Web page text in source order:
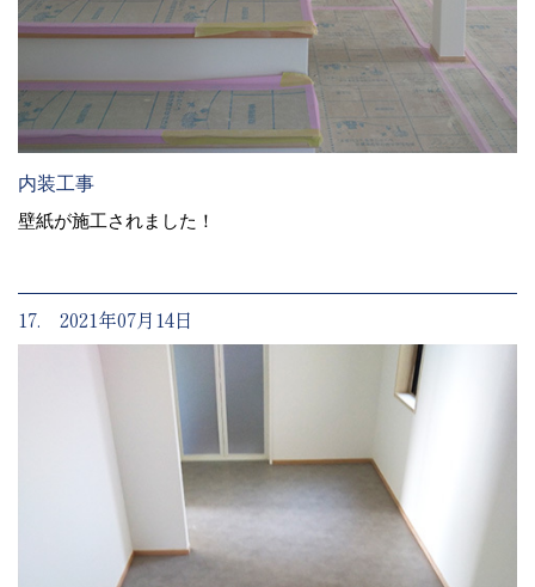
内装工事
壁紙が施工されました！
17. 2021年07月14日